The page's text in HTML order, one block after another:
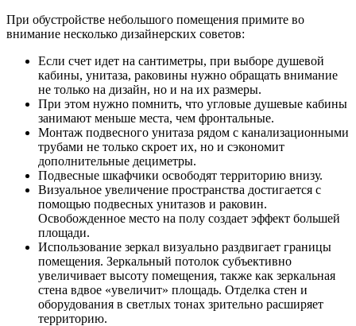
При обустройстве небольшого помещения примите во
внимание несколько дизайнерских советов:
Если счет идет на сантиметры, при выборе душевой
кабины, унитаза, раковины нужно обращать внимание
не только на дизайн, но и на их размеры.
При этом нужно помнить, что угловые душевые кабины
занимают меньше места, чем фронтальные.
Монтаж подвесного унитаза рядом с канализационными
трубами не только скроет их, но и сэкономит
дополнительные дециметры.
Подвесные шкафчики освободят территорию внизу.
Визуальное увеличение пространства достигается с
помощью подвесных унитазов и раковин.
Освобожденное место на полу создает эффект большей
площади.
Использование зеркал визуально раздвигает границы
помещения. Зеркальный потолок субъективно
увеличивает высоту помещения, также как зеркальная
стена вдвое «увеличит» площадь. Отделка стен и
оборудования в светлых тонах зрительно расширяет
территорию.